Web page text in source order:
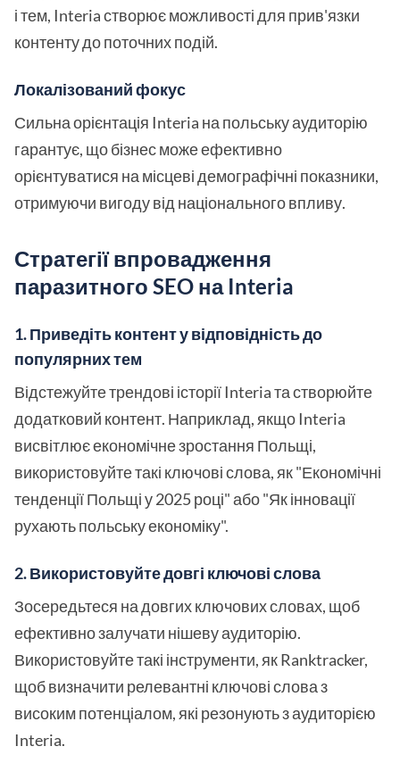
і тем, Interia створює можливості для прив'язки
контенту до поточних подій.
Локалізований фокус
Сильна орієнтація Interia на польську аудиторію
гарантує, що бізнес може ефективно
орієнтуватися на місцеві демографічні показники,
отримуючи вигоду від національного впливу.
Стратегії впровадження
паразитного SEO на Interia
1. Приведіть контент у відповідність до
популярних тем
Відстежуйте трендові історії Interia та створюйте
додатковий контент. Наприклад, якщо Interia
висвітлює економічне зростання Польщі,
використовуйте такі ключові слова, як "Економічні
тенденції Польщі у 2025 році" або "Як інновації
рухають польську економіку".
2. Використовуйте довгі ключові слова
Зосередьтеся на довгих ключових словах, щоб
ефективно залучати нішеву аудиторію.
Використовуйте такі інструменти, як Ranktracker,
щоб визначити релевантні ключові слова з
високим потенціалом, які резонують з аудиторією
Interia.